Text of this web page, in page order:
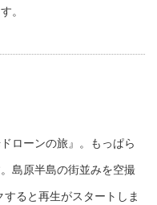
。
ローンの旅』。もっぱら
島原半島の街並みを空撮
ると再生がスタートしま